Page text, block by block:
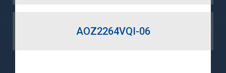
AOZ2264VQI-06